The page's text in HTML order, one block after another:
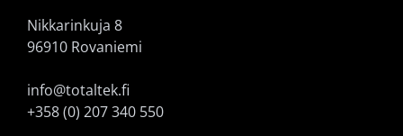
Nikkarinkuja 8
96910 Rovaniemi
info@totaltek.fi
+358 (0) 207 340 550